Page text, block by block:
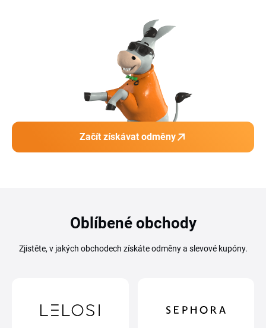
Začít získávat odměny
Oblíbené obchody
Zjistěte, v jakých obchodech získáte odměny a slevové kupóny.